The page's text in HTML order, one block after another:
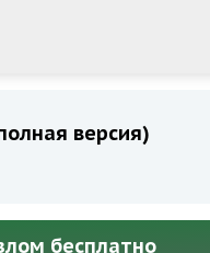
версия)
бесплатно